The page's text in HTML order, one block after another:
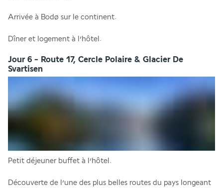
Arrivée à Bodø sur le continent.
Dîner et logement à l’hôtel.
Jour 6 - Route 17, Cercle Polaire & Glacier De
Svartisen
Petit déjeuner buffet à l’hôtel.
Découverte de l’une des plus belles routes du pays longeant